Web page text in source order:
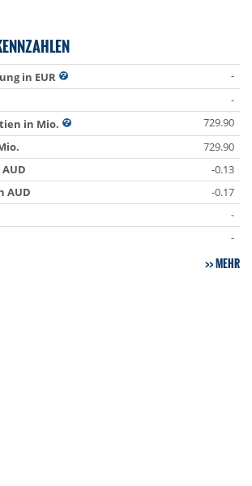
in EUR
-
-
in Mio.
729.90
729.90
-0.13
AUD
-0.17
-
-
MEHR